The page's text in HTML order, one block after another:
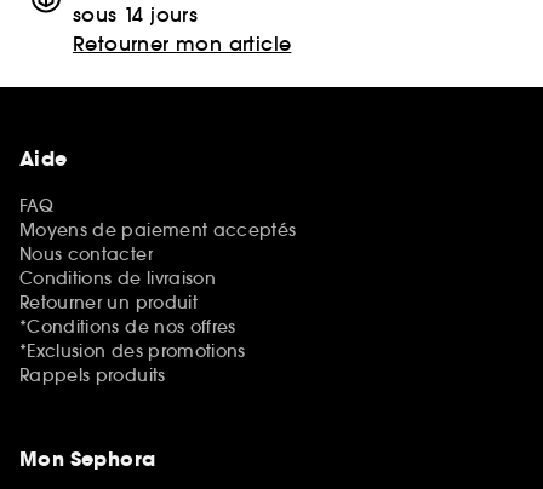
sous 14 jours
Retourner mon article
Aide
FAQ
Moyens de paiement acceptés
Nous contacter
Conditions de livraison
Retourner un produit
*Conditions de nos offres
*Exclusion des promotions
Rappels produits
Mon Sephora